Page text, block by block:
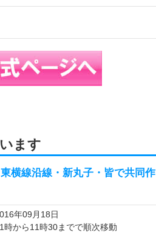
ます
横線沿線・新丸子・皆で共同作
年09月18日
時から11時30までで順次移動